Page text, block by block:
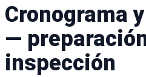
Cronograma
—
inspección